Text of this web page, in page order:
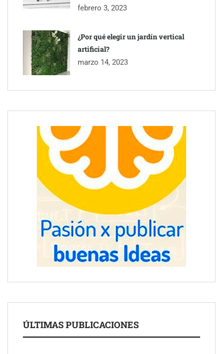
febrero 3, 2023
¿Por qué elegir un jardín vertical
artificial?
marzo 14, 2023
ÚLTIMAS PUBLICACIONES